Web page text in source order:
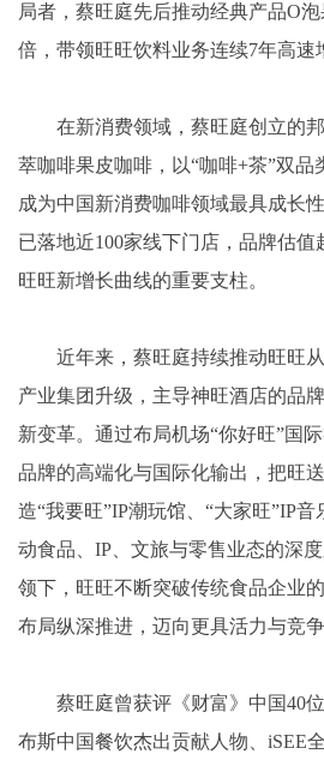
局者，蔡旺庭先后推动经典产品O
倍，带领旺旺饮料业务连续7年高速
在新消费领域，蔡旺庭创立的
萃咖啡果皮咖啡，以“咖啡+茶”双品
成为中国新消费咖啡领域最具成长
已落地近100家线下门店，品牌估值
旺旺新增长曲线的重要支柱。
近年来，蔡旺庭持续推动旺旺
产业集团升级，主导神旺酒店的品
新变革。通过布局机场“你好旺”国
品牌的高端化与国际化输出，把旺
造“我要旺”IP潮玩馆、“大家旺”IP
动食品、IP、文旅与零售业态的深
领下，旺旺不断突破传统食品企业
布局纵深推进，迈向更具活力与竞
蔡旺庭曾获评《财富》中国40
布斯中国餐饮杰出贡献人物、iSEE